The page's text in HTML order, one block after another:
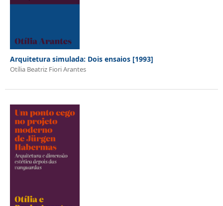
Arquitetura simulada: Dois ensaios [1993]
Otília Beatriz Fiori Arantes